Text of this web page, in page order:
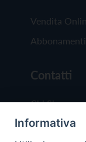
Vendita
Abbonamenti
Contatti
Chi Siamo
Redazione
Informativa